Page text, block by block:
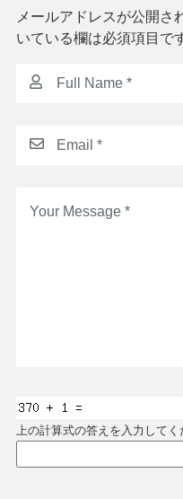
メールアドレスが公開さ
いている欄は必須項目で
上の計算式の答えを入力してく